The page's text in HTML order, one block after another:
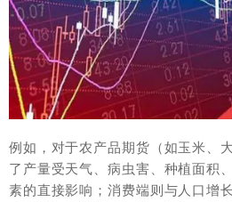
例如，对于农产品期货（如玉米、
了产量受天气、病虫害、种植面积
素的直接影响；消费端则与人口增